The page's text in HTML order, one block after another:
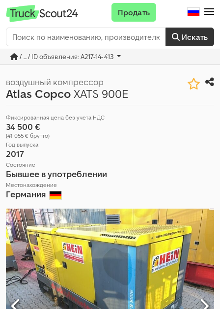
Искать
Продать
/ ... / ID объявления: A217-14-413
воздушный компрессор
Atlas CopcoXATS 900E
Фиксированная цена без учета НДС
34 500 €
(41 055 € брутто)
Год выпуска
2017
Состояние
Бывшее в употреблении
Местонахождение
Германия